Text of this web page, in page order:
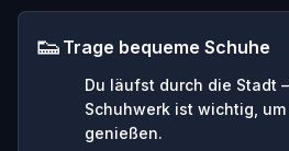
👟 Trage bequeme Schuhe
Du läufst durch die Stadt
Schuhwerk ist wichtig,
genießen.